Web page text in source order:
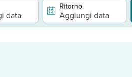
data
Ritorno
Aggiungi data